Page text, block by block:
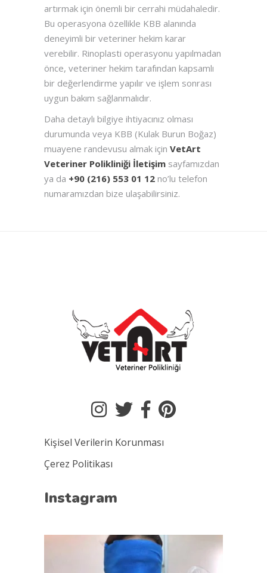
artırmak için önemli bir cerrahi müdahaledir.
Bu operasyona özellikle KBB alanında
deneyimli bir veteriner hekim karar
verebilir. Rinoplasti operasyonu yapılmadan
önce, veteriner hekim tarafından kapsamlı
bir değerlendirme yapılır ve işlem sonrası
uygun bakım sağlanmalıdır.
Daha detaylı bilgiye ihtiyacınız olması
durumunda veya KBB (Kulak Burun Boğaz)
muayene randevusu almak için VetArt
Veteriner Polikliniği İletişim sayfamızdan
ya da +90 (216) 553 01 12 no’lu telefon
numaramızdan bize ulaşabilirsiniz.
Kişisel Verilerin Korunması
Çerez Politikası
Instagram